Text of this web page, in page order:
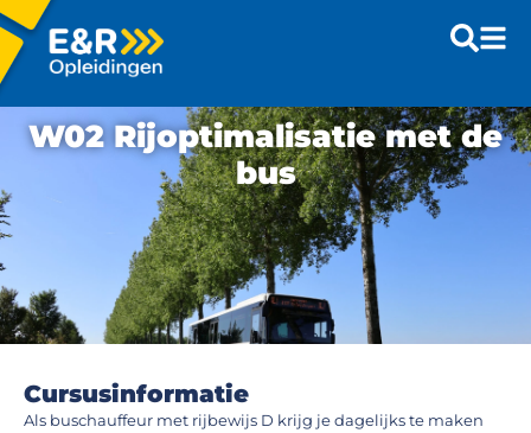
W02 Rijoptimalisatie met de
bus
Cursusinformatie
Als buschauffeur met rijbewijs D krijg je dagelijks te maken